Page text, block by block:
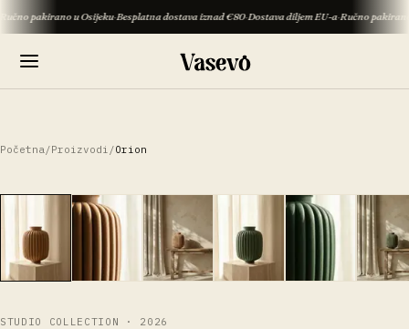
u Osijeku·Besplatna dostava iznad €80·Dostava diljem EU-a·Ručno pakirano u
Početna/Proizvodi /Orion
3D PREGLED
STUDIO COLLECTION · 2026